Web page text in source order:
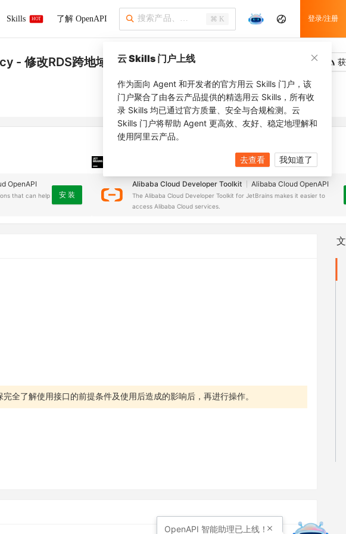
Skills HOT 了解 OpenAPI ⌘ K 登录/注册
- 修改RDS跨地域备份设置
OpenAPI
that can help
安 装
安装之前，确保已创建JetBrains IDE
Alibaba Cloud Developer Toolkit Alibaba Cloud OpenAPI
The Alibaba Cloud Developer Toolkit for JetBrains makes it easier to
access Alibaba Cloud services.
全了解使用接口的前提条件及使用后造成的影响后，再进行操作。
云 Skills 门户上线
作为面向 Agent 和开发者的官方用云 Skills 门户，该
门户聚合了由各云产品提供的精选用云 Skills，所有收
录 Skills 均已通过官方质量、安全与合规检测。云
Skills 门户将帮助 Agent 更高效、友好、稳定地理解和
使用阿里云产品。
去查看 我知道了
OpenAPI 智能助理已上线！